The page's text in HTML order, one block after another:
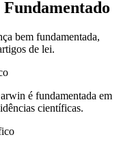
Fundamentado
bem fundamentada,
de lei.
é fundamentada em
científicas.